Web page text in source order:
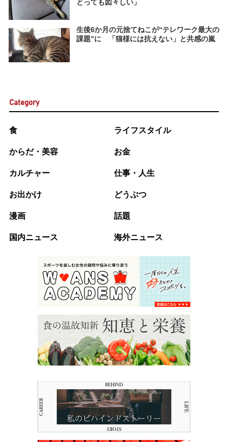
とっても図々しい」
生後6か月の元捨てねこが“テレワーク最大の
課題”に 「猫様には抗えない」と共感の嵐
Category
食 ライフスタイル
からだ・美容 お金
カルチャー 仕事・人生
お出かけ どうぶつ
漫画 話題
国内ニュース 海外ニュース